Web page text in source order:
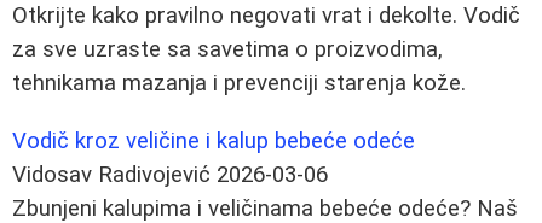
Otkrijte kako pravilno negovati vrat i dekolte. Vodič
za sve uzraste sa savetima o proizvodima,
tehnikama mazanja i prevenciji starenja kože.
Vodič kroz veličine i kalup bebeće odeće
Vidosav Radivojević 2026-03-06
Zbunjeni kalupima i veličinama bebeće odeće? Naš